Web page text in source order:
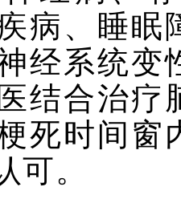
病、睡眠
经系统变
结合治疗
死时间窗
可。